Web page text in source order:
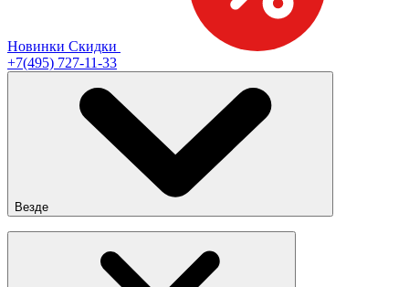
Новинки Скидки
+7(495) 727-11-33
Везде